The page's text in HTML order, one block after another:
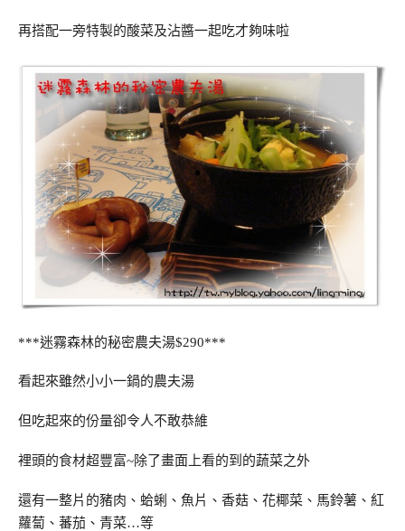
再搭配一旁特製的酸菜及沾醬一起吃才夠味啦
***迷霧森林的秘密農夫湯$290***
看起來雖然小小一鍋的農夫湯
但吃起來的份量卻令人不敢恭維
裡頭的食材超豐富~除了畫面上看的到的蔬菜之外
還有一整片的豬肉、蛤蜊、魚片、香菇、花椰菜、馬鈴薯、紅
蘿蔔、蕃茄、青菜…等